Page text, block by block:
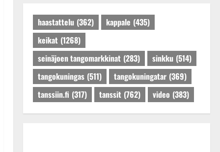
haastattelu (362) kappale (435)
keikat (1268)
seinäjoen tangomarkkinat (283) sinkku (514)
tangokuningas (511) tangokuningatar (369)
tanssiin.fi (317) tanssit (762) video (383)